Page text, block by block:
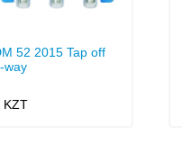
52 2015 Tap off
way
KZT